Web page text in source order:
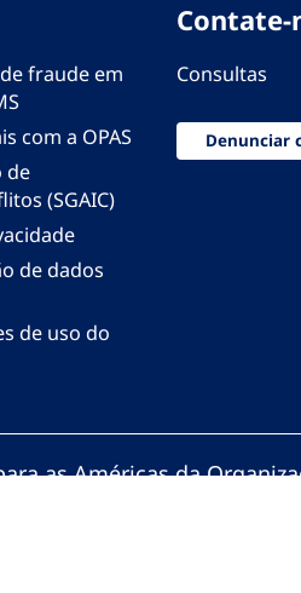
fraude em
com a OPAS
de
(SGAIC)
de dados
de uso do
Contate-
Consultas
Denunciar
as Américas da